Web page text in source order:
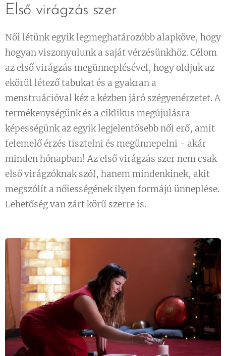
Első virágzás szer
Női létünk egyik legmeghatározóbb alapköve, hogy
hogyan viszonyulunk a saját vérzésünkhöz. Célom
az első virágzás megünneplésével, hogy oldjuk az
ekörül létező tabukat és a gyakran a
menstruációval kéz a kézben járó szégyenérzetet. A
termékenységünk és a ciklikus megújulásra
képességünk az egyik legjelentősebb női erő, amit
felemelő érzés tisztelni és megünnepelni - akár
minden hónapban! Az első virágzás szer nem csak
első virágzóknak szól, hanem mindenkinek, akit
megszólít a nőiességének ilyen formájú ünneplése.
Lehetőség van zárt körű szerre is.